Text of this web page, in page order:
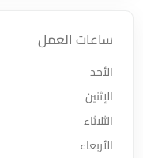
ساعات العمل
الأحد
الإثنين
الثلاثاء
الأربعاء